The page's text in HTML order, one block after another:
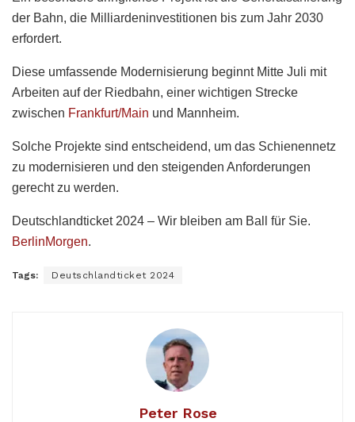
der Bahn, die Milliardeninvestitionen bis zum Jahr 2030
erfordert.
Diese umfassende Modernisierung beginnt Mitte Juli mit
Arbeiten auf der Riedbahn, einer wichtigen Strecke
zwischen Frankfurt/Main und Mannheim.
Solche Projekte sind entscheidend, um das Schienennetz
zu modernisieren und den steigenden Anforderungen
gerecht zu werden.
Deutschlandticket 2024 – Wir bleiben am Ball für Sie.
BerlinMorgen.
Tags: Deutschlandticket 2024
Peter Rose